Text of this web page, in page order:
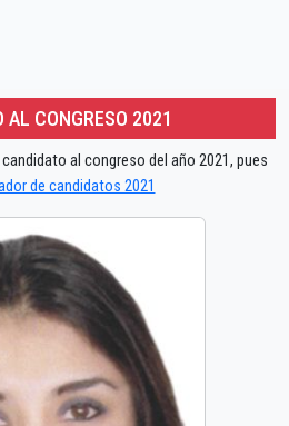
AL CONGRESO 2021
al congreso del año 2021, pues
de candidatos 2021